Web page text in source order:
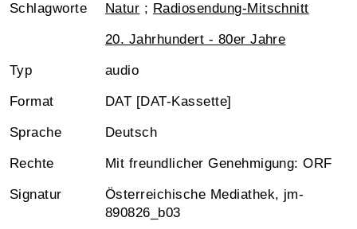
Schlagworte Natur ; Radiosendung-Mitschnitt
20. Jahrhundert - 80er Jahre
Typ audio
Format DAT [DAT-Kassette]
Sprache Deutsch
Rechte Mit freundlicher Genehmigung: ORF
Signatur
Österreichische Mediathek, jm-
890826_b03